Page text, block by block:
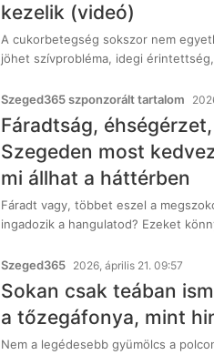
kezelik (videó)
A cukorbetegség sokszor nem
jöhet szívprobléma, idegi
Szeged365 szponzorált tartalom
Fáradtság,
Szegeden most
mi állhat a háttérben
Fáradt vagy, többet eszel a
ingadozik a hangulatod? Ezeket
Szeged365 2026, április 21. 09:57
Sokan csak teában
a tőzegáfonya, mint
Nem a legédesebb gyümölcs a